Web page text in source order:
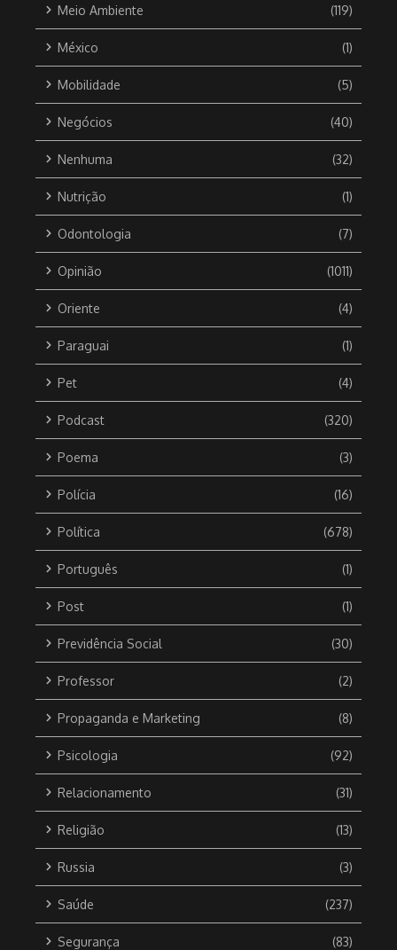
Meio Ambiente (119)
México (1)
Mobilidade (5)
Negócios (40)
Nenhuma (32)
Nutrição (1)
Odontologia (7)
Opinião (1011)
Oriente (4)
Paraguai (1)
Pet (4)
Podcast (320)
Poema (3)
Polícia (16)
Política (678)
Português (1)
Post (1)
Previdência Social (30)
Professor (2)
Propaganda e Marketing (8)
Psicologia (92)
Relacionamento (31)
Religião (13)
Russia (3)
Saúde (237)
Segurança (83)